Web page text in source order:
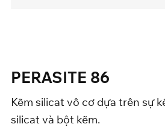
PERASITE 86
Kẽm silicat vô cơ dựa trên sự
silicat và bột kẽm.